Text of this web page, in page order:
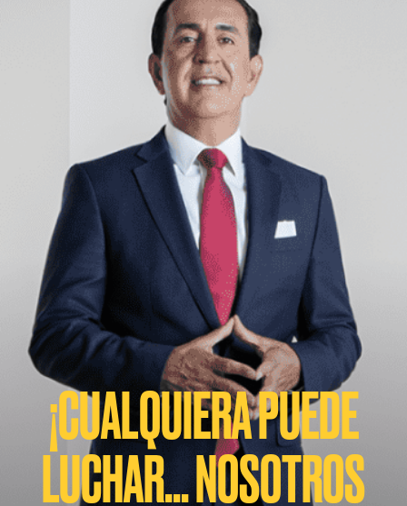
¡CUALQUIERA PUEDE
LUCHAR... NOSOTROS